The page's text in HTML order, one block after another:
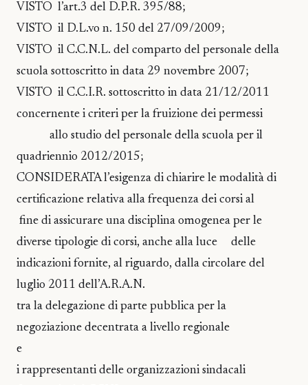
VISTO l’art.3 del D.P.R. 395/88;
VISTO il D.L.vo n. 150 del 27/09/2009;
VISTO il C.C.N.L. del comparto del personale della
scuola sottoscritto in data 29 novembre 2007;
VISTO il C.C.I.R. sottoscritto in data 21/12/2011
concernente i criteri per la fruizione dei permessi
allo studio del personale della scuola per il
quadriennio 2012/2015;
CONSIDERATA l’esigenza di chiarire le modalità di
certificazione relativa alla frequenza dei corsi al
fine di assicurare una disciplina omogenea per le
diverse tipologie di corsi, anche alla luce delle
indicazioni fornite, al riguardo, dalla circolare del
luglio 2011 dell’A.R.A.N.
tra la delegazione di parte pubblica per la
negoziazione decentrata a livello regionale
e
i rappresentanti delle organizzazioni sindacali